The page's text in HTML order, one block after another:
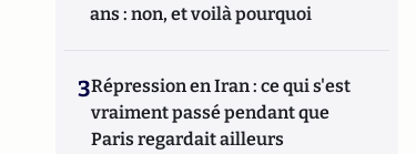
ans : non, et voilà pourquoi
3Répression en Iran : ce qui s'est
vraiment passé pendant que
Paris regardait ailleurs